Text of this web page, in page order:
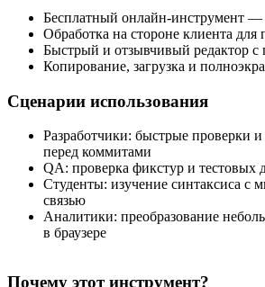
Бесплатный онлайн‑инструмент —
Обработка на стороне клиента для
Быстрый и отзывчивый редактор
Копирование, загрузка и
Сценарии использования
Разработчики: быстрые проверки
перед коммитами
QA: проверка фикстур и тестовых
Студенты: изучение синтаксиса с
связью
Аналитики: преобразование
в браузере
Почему этот инструмент?